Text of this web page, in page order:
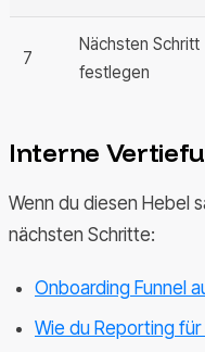
7
Nächsten Schritt
festlegen
Interne
Wenn du diesen Hebel
nächsten Schritte:
Onboarding Funnel
Wie du Reporting